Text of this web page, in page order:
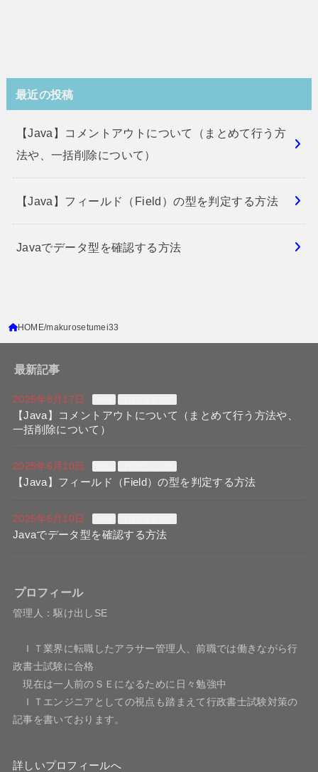
最近の投稿
【Java】コメントアウトについて（まとめて行う方
法や、一括削除について）
【Java】フィールド（Field）の型を判定する方法
Javaでデータ型を確認する方法
HOME makurosetumei33
最新記事
2025年8月17日
【Java】コメントアウトについて（まとめて行う方法や、
一括削除について）
2025年6月10日
【Java】フィールド（Field）の型を判定する方法
2025年6月10日
Javaでデータ型を確認する方法
プロフィール
管理人：駆け出しSE
ＩＴ業界に転職したアラサー管理人、前職では働きながら行
政書士試験に合格
現在は一人前のＳＥになるために日々勉強中
ＩＴエンジニアとしての視点も踏まえて行政書士試験対策の
記事を書いております。
詳しいプロフィールへ